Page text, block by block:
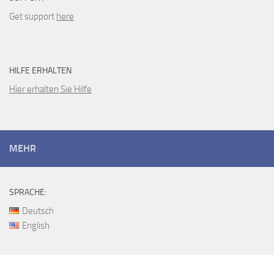
Get support here
HILFE ERHALTEN
Hier erhalten Sie Hilfe
MEHR
SPRACHE:
Deutsch
English